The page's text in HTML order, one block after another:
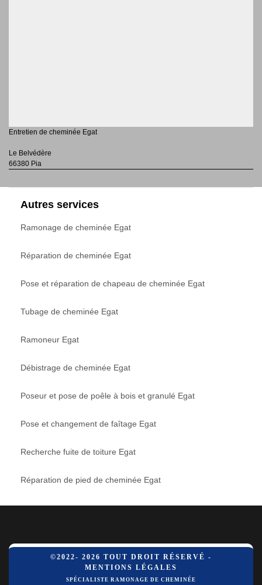
Entretien de cheminée Egat
Le Belvédère
66380 Pia
Autres services
Ramonage de cheminée Egat
Réparation de cheminée Egat
Pose et réparation de chapeau de cheminée Egat
Tubage de cheminée Egat
Ramoneur Egat
Débistrage de cheminée Egat
Poseur et pose de poêle à bois et granulé Egat
Pose et changement de faîtage Egat
Recherche fuite de toiture Egat
Réparation de pied de cheminée Egat
©2022- 2026 TOUT DROIT RÉSERVÉ -
MENTIONS LÉGALES
SPÉCIALISTE RAMONAGE DE CHEMINÉE